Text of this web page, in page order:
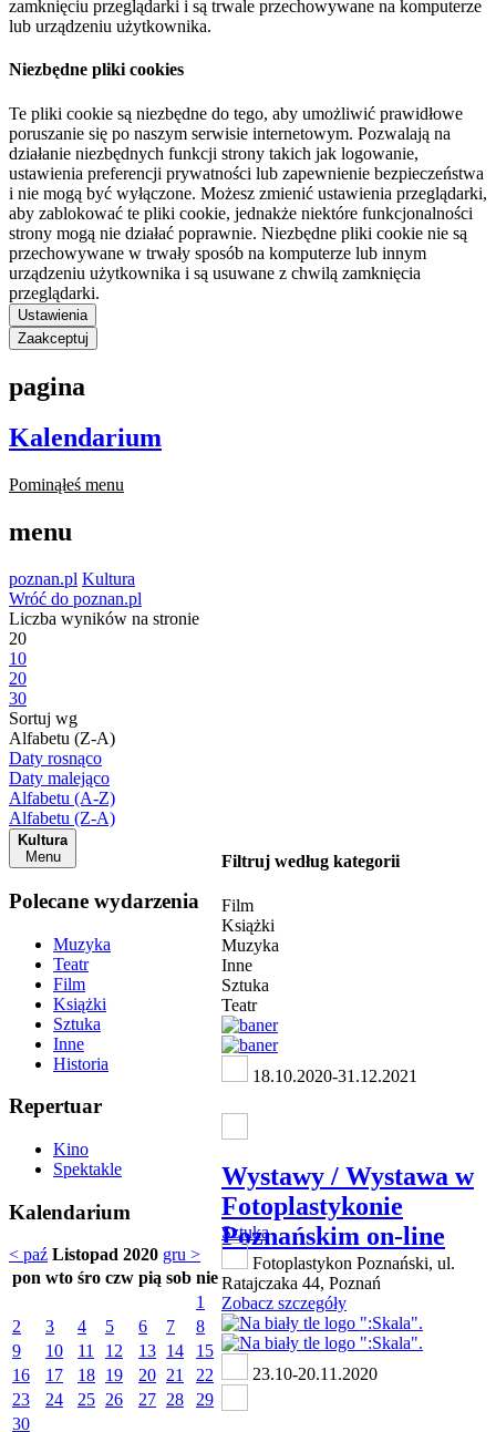
zamknięciu przeglądarki i są trwale przechowywane na komputerze
lub urządzeniu użytkownika.
Niezbędne pliki cookies
Te pliki cookie są niezbędne do tego, aby umożliwić prawidłowe
poruszanie się po naszym serwisie internetowym. Pozwalają na
działanie niezbędnych funkcji strony takich jak logowanie,
ustawienia preferencji prywatności lub zapewnienie bezpieczeństwa
i nie mogą być wyłączone. Możesz zmienić ustawienia przeglądarki,
aby zablokować te pliki cookie, jednakże niektóre funkcjonalności
strony mogą nie działać poprawnie. Niezbędne pliki cookie nie są
przechowywane w trwały sposób na komputerze lub innym
urządzeniu użytkownika i są usuwane z chwilą zamknięcia
przeglądarki.
Ustawienia
Zaakceptuj
pagina
Kalendarium
Pominąłeś menu
menu
poznan.pl Kultura
Wróć do poznan.pl
Liczba wyników na stronie
20
10
20
30
Sortuj wg
Alfabetu (Z-A)
Daty rosnąco
Daty malejąco
Alfabetu (A-Z)
Alfabetu (Z-A)
Kultura
Menu
Polecane wydarzenia
Muzyka
Teatr
Film
Książki
Sztuka
Inne
Historia
Repertuar
Kino
Spektakle
Kalendarium
< paź Listopad 2020 gru >
pon wto śro czw pią sob nie
1
2
3 4 5 6 7
8
9
10 11 12 13 14
15
16
17 18 19 20 21
22
23
24 25 26 27 28
29
30
Filtruj według kategorii
Film
Książki
Muzyka
Inne
Sztuka
Teatr
18.10.2020-31.12.2021
Wystawy / Wystawa w
Fotoplastykonie
Poznańskim on-line
Sztuka
Fotoplastykon Poznański, ul.
Ratajczaka 44, Poznań
Zobacz szczegóły
23.10-20.11.2020